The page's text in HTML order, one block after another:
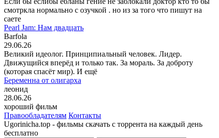
смотркла нормально с озучкой . но из за того что пишут на
саете
Pearl Jam: Нам двадцать
Barfola
29.06.26
Великий идеолог. Принципиальный человек. Лидер.
Движущийся вперёд и только так. За мораль. За доброту
(которая спасёт мир). И ещё
Беременна от олигарха
леонид
28.06.26
хороший фильм
Правообладателям Контакты
Ugorinicha.top - фильмы скачать с торрента на каждый день
бесплатно